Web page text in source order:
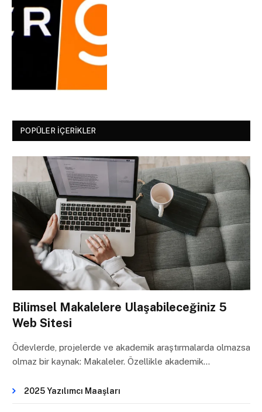
POPÜLER İÇERIKLER
Bilimsel Makalelere Ulaşabileceğiniz 5
Web Sitesi
Ödevlerde, projelerde ve akademik araştırmalarda olmazsa
olmaz bir kaynak: Makaleler. Özellikle akademik…
2025 Yazılımcı Maaşları